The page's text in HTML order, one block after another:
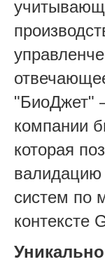
"БиоДжет"
компании
которая
валидацию
систем по
контексте